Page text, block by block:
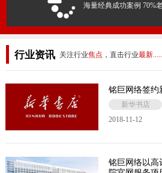
海量经典成功案例 70%
行业资讯 关注行业焦点 ，直击行业最新
铭巨网络签约
新华书店
2018-11-12
铭巨网络以高